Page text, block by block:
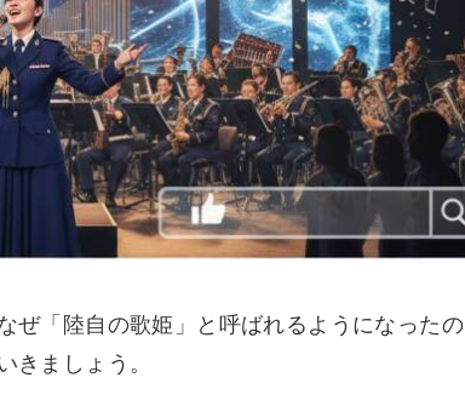
ぜ「陸自の歌姫」と呼ばれるようになったの
ましょう。